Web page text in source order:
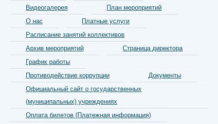
Видеогалерея
План мероприятий
О нас
Платные услуги
Расписание занятий коллективов
Архив мероприятий
Страница директора
График работы
Противодействие коррупции
Документы
Официальный сайт о государственных
(муниципальных) учреждениях
Оплата билетов (Платежная информация)